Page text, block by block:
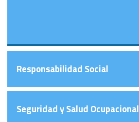
Responsabilidad Social
Seguridad y Salud Ocupacional